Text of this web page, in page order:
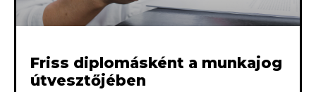
Friss diplomásként a munkajog
útvesztőjében